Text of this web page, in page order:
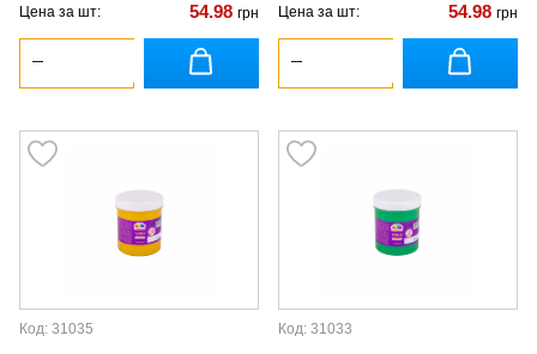
Цена за шт: 54.98 грн Цена за шт: 54.98 грн
Код: 31035 Код: 31033